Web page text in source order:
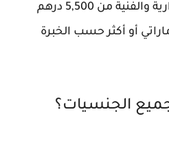
تبدأ الرواتب للوظائف الإدارية والفنية من 5,500 درهم
درهم إماراتي أو أكثر حسب الخبرة
الجنسيات؟